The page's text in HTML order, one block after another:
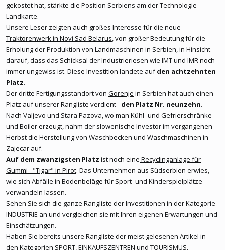
gekostet hat, stärkte die Position Serbiens am der Technologie-
Landkarte.
Unsere Leser zeigten auch großes Interesse für die neue
Traktorenwerk in Novi Sad Belarus, von großer Bedeutung für die
Erholung der Produktion von Landmaschinen in Serbien, in Hinsicht
darauf, dass das Schicksal der Industrieriesen wie IMT und IMR noch
immer ungewiss ist. Diese Investition landete aufden achtzehnten
Platz.
Der dritte Fertigungsstandort von Gorenje in Serbien hat auch einen
Platz auf unserer Rangliste verdient - den Platz Nr. neunzehn.
Nach Valjevo und Stara Pazova, wo man Kühl- und Gefrierschränke
und Boiler erzeugt, nahm der slowenische Investor im vergangenen
Herbst die Herstellung von Waschbecken und Waschmaschinen in
Zajecar auf.
Auf dem zwanzigsten Platz ist noch eine Recyclinganlage für
Gummi - "Tigar" in Pirot. Das Unternehmen aus Südserbien erwies,
wie sich Abfälle in Bodenbeläge für Sport- und Kinderspielplätze
verwandeln lassen.
Sehen Sie sich die ganze Rangliste der Investitionen in der Kategorie
INDUSTRIE an und vergleichen sie mit Ihren eigenen Erwartungen und
Einschätzungen.
Haben Sie bereits unsere Rangliste der meist gelesenen Artikel in
den Kategorien SPORT, EINKAUFSZENTREN und TOURISMUS,